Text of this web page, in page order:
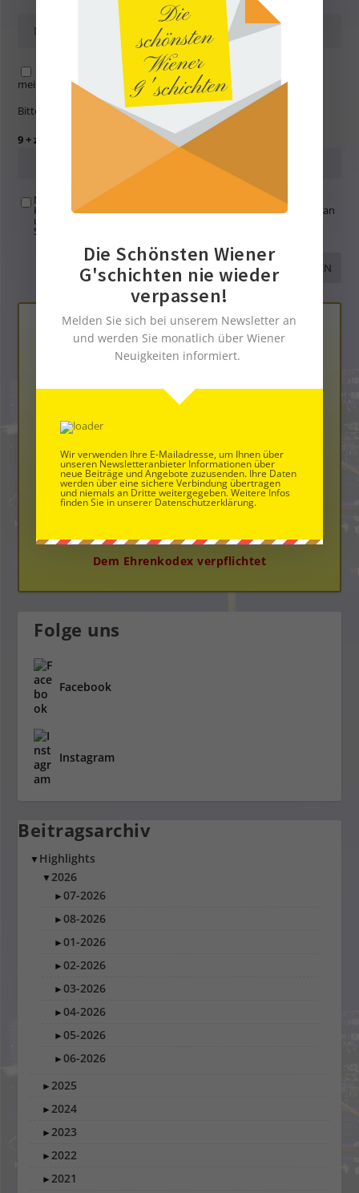
Name, E-Mail-Adresse und Website in diesem Browser für
meinen nächsten Kommentar speichern.
Bitte gib eine Antwort in Ziffern ein:
9 + zwanzig =
Mit der Nutzung dieses Formulars übertragen Sie Ihren
Kommentar, Name, Email und IP-Adresse (und ev. Webseite) an
uns und erklären sich einverstanden, dass diese auf unserem
Server gespeichert werden. Siehe
Die Neue Bloggerplattform
Dem Ehrenkodex verpflichtet
Folge uns
Facebook
Instagram
Beitragsarchiv
▼ Highlights
▼2026
►07-2026
►08-2026
►01-2026
►02-2026
►03-2026
►04-2026
►05-2026
►06-2026
►2025
►2024
►2023
►2022
►2021
Die Schönsten Wiener
G'schichten nie wieder
verpassen!
Melden Sie sich bei unserem Newsletter an
und werden Sie monatlich über Wiener
Neuigkeiten informiert.
Wir verwenden Ihre E-Mailadresse, um Ihnen über
unseren Newsletteranbieter Informationen über
neue Beiträge und Angebote zuzusenden. Ihre Daten
werden über eine sichere Verbindung übertragen
und niemals an Dritte weitergegeben. Weitere Infos
finden Sie in unserer Datenschutzerklärung.